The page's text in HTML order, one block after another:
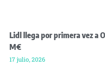
Lidl llega por primera vez a
M€
17 julio, 2026